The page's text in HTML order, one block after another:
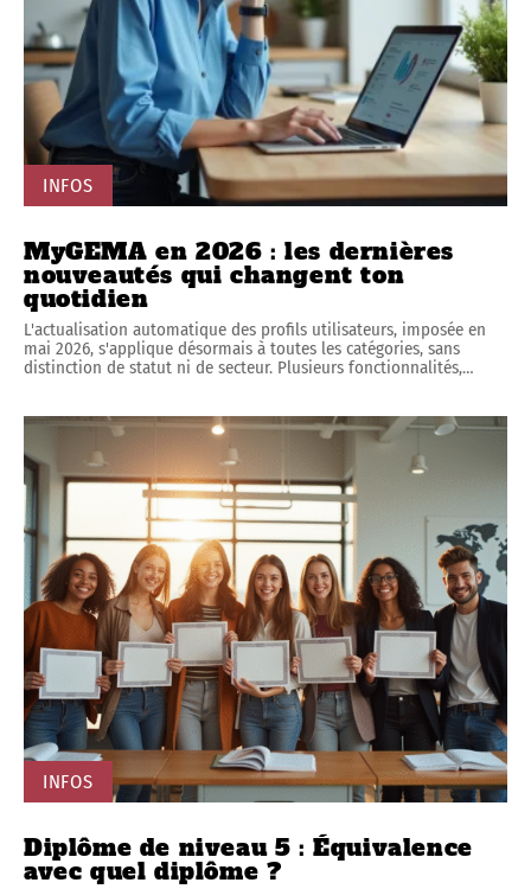
INFOS
MyGEMA en 2026 : les dernières
nouveautés qui changent ton
quotidien
L'actualisation automatique des profils utilisateurs, imposée en
mai 2026, s'applique désormais à toutes les catégories, sans
distinction de statut ni de secteur. Plusieurs fonctionnalités,…
INFOS
Diplôme de niveau 5 : Équivalence
avec quel diplôme ?